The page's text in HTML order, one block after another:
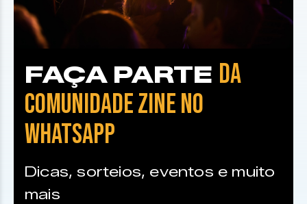
FAÇA PARTE DA
COMUNIDADE ZINE NO
WHATSAPP
Dicas, sorteios, eventos e muito
mais